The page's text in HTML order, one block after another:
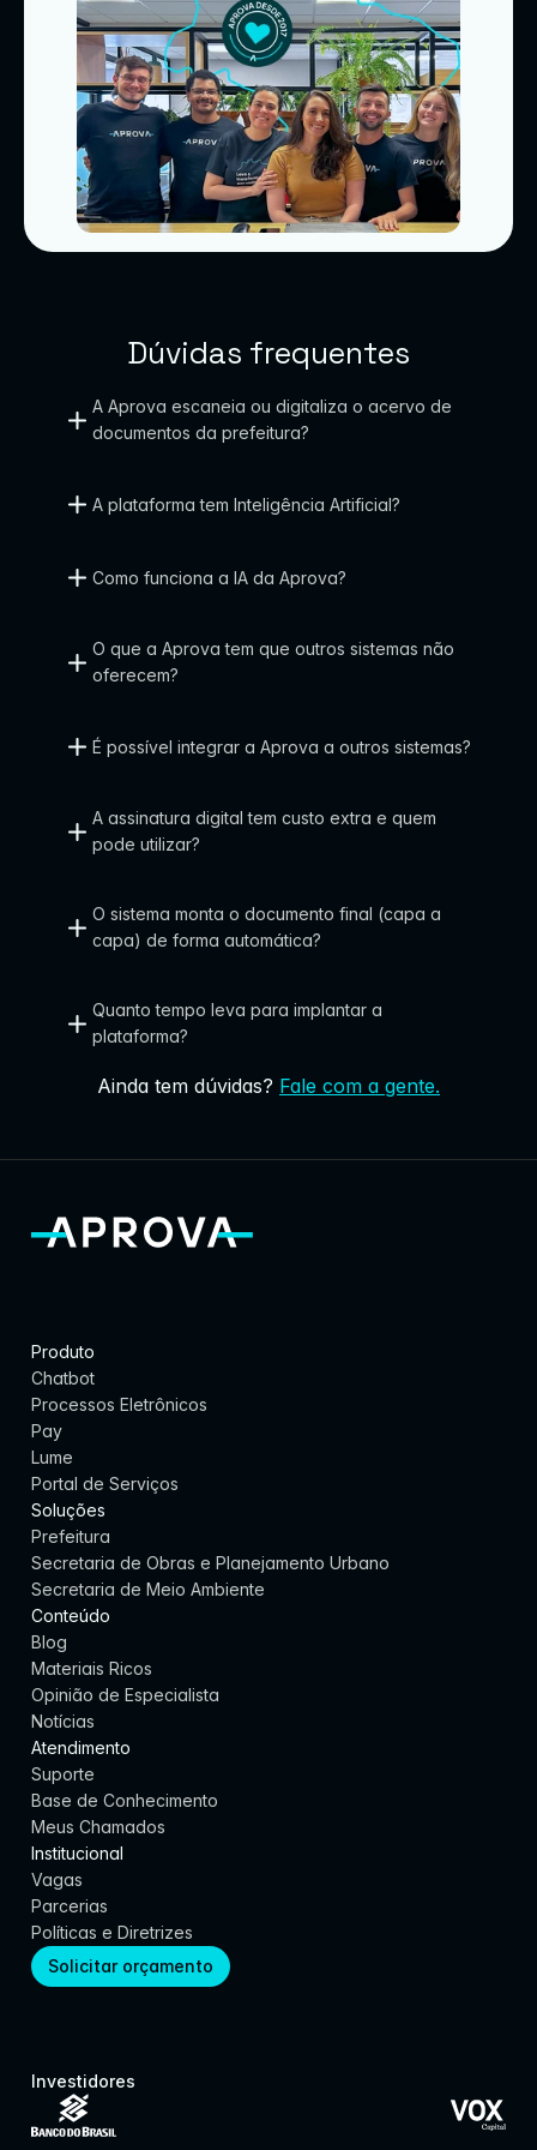
n
o
s
q
u
e
e
e
t
e
g
r
a
s
Dúvidas frequentes
A Aprova escaneia ou digitaliza o acervo de
documentos da prefeitura?
A plataforma tem Inteligência Artificial?
Como funciona a IA da Aprova?
O que a Aprova tem que outros sistemas não
oferecem?
É possível integrar a Aprova a outros sistemas?
A assinatura digital tem custo extra e quem
pode utilizar?
O sistema monta o documento final (capa a
capa) de forma automática?
Quanto tempo leva para implantar a
plataforma?
Ainda tem dúvidas? Fale com a gente.
Produto
Chatbot
Processos Eletrônicos
Pay
Lume
Portal de Serviços
Soluções
Prefeitura
Secretaria de Obras e Planejamento Urbano
Secretaria de Meio Ambiente
Conteúdo
Blog
Materiais Ricos
Opinião de Especialista
Notícias
Atendimento
Suporte
Base de Conhecimento
Meus Chamados
Institucional
Vagas
Parcerias
Políticas e Diretrizes
Solicitar orçamento
Investidores